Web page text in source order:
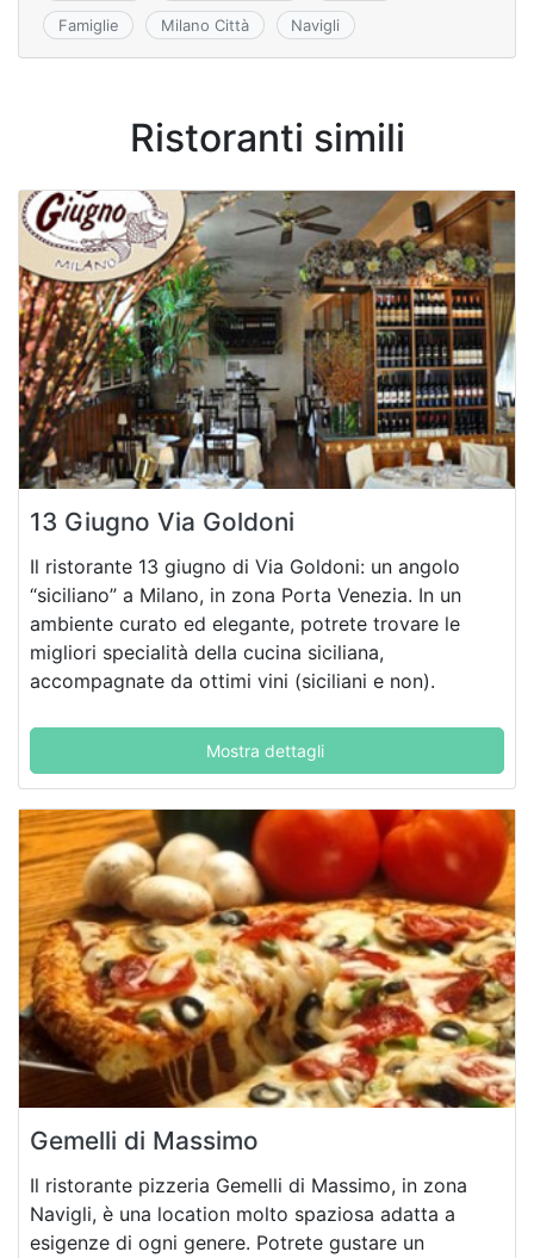
Famiglie Milano Città Navigli
Ristoranti simili
13 Giugno Via Goldoni
Il ristorante 13 giugno di Via Goldoni: un angolo
“siciliano” a Milano, in zona Porta Venezia. In un
ambiente curato ed elegante, potrete trovare le
migliori specialità della cucina siciliana,
accompagnate da ottimi vini (siciliani e non).
Mostra dettagli
Gemelli di Massimo
Il ristorante pizzeria Gemelli di Massimo, in zona
Navigli, è una location molto spaziosa adatta a
esigenze di ogni genere. Potrete gustare un